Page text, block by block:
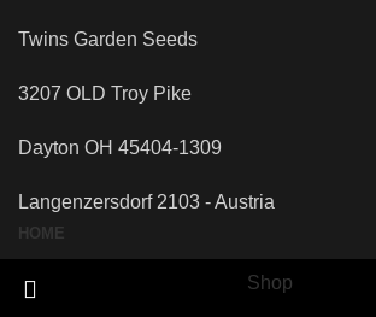
Twins Garden Seeds
3207 OLD Troy Pike
Dayton OH 45404-1309
Langenzersdorf 2103 - Austria
HOME
Shop